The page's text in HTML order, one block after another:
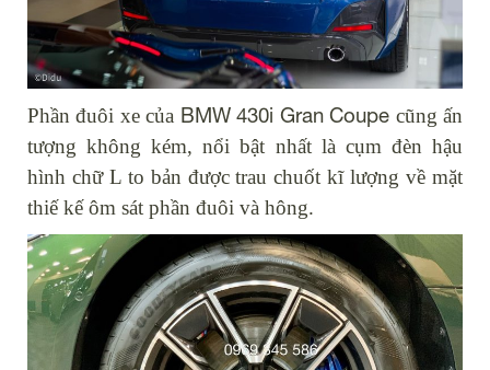
Phần đuôi xe của BMW 430i Gran Coupe cũng ấn
tượng không kém, nổi bật nhất là cụm đèn hậu
hình chữ L to bản được trau chuốt kĩ lượng về mặt
thiế kế ôm sát phần đuôi và hông.